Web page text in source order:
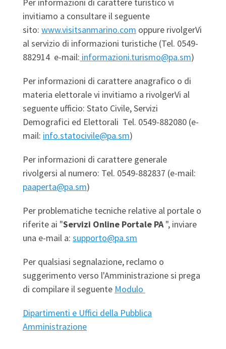
invitiamo a consultare il seguente
sito: www.visitsanmarino.com oppure rivolgerVi
al servizio di informazioni turistiche (Tel. 0549-
882914 e-mail: informazioni.turismo@pa.sm)
Per informazioni di carattere anagrafico o di
materia elettorale vi invitiamo a rivolgerVi al
seguente ufficio: Stato Civile, Servizi
Demografici ed Elettorali Tel. 0549-882080 (e-
mail: info.statocivile@pa.sm)
Per informazioni di carattere generale
rivolgersi al numero: Tel. 0549-882837 (e-mail:
paaperta@pa.sm)
Per problematiche tecniche relative al portale o
riferite ai "Servizi Online Portale PA", inviare
una e-mail a: supporto@pa.sm
Per qualsiasi segnalazione, reclamo o
suggerimento verso l'Amministrazione si prega
di compilare il seguente Modulo
Dipartimenti e Uffici della Pubblica
Amministrazione